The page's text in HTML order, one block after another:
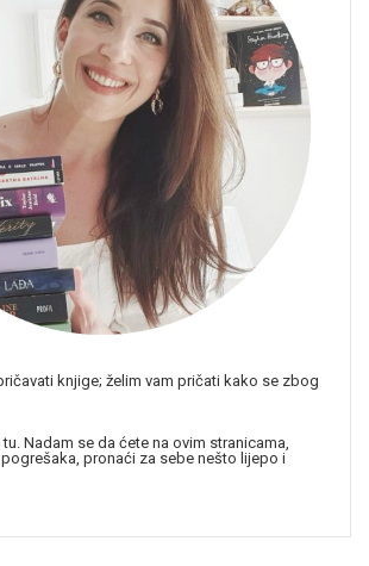
knjige; želim vam pričati kako se zbog
Nadam se da ćete na ovim stranicama,
pronaći za sebe nešto lijepo i